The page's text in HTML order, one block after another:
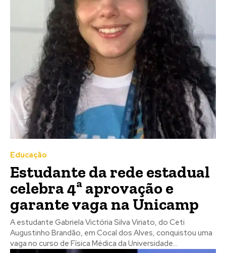
Educação
Estudante da rede estadual
celebra 4ª aprovação e
garante vaga na Unicamp
A estudante Gabriela Victória Silva Viriato, do Ceti
Augustinho Brandão, em Cocal dos Alves, conquistou uma
vaga no curso de Física Médica da Universidade...